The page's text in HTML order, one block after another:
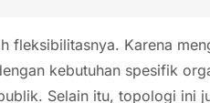
fleksibilitasnya. Karena
kebutuhan spesifik
Selain itu, topologi ini